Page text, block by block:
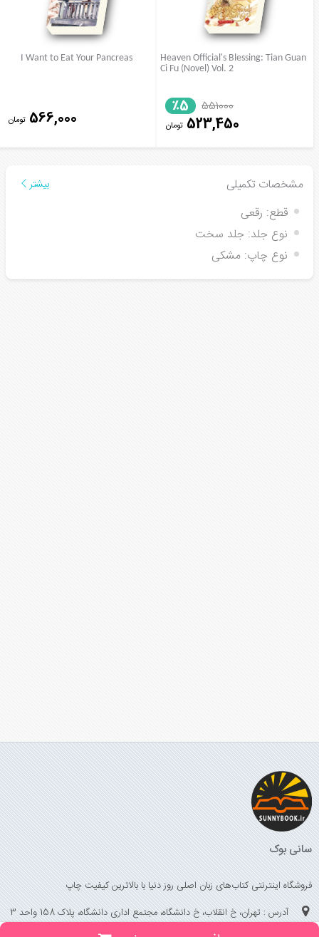
Heaven Official's Blessing: Tian Guan
Ci Fu (Novel) Vol. 2
551000
٪5
523,450 تومان
I Want to Eat Your Pancreas
566,000 تومان
مشخصات تکمیلی بیشتر
قطع: رقعی
نوع جلد: جلد سخت
نوع چاپ: مشکی
سانی بوک
فروشگاه اینترنتی کتاب‌های زبان اصلی روز دنیا با بالاترین کیفیت چاپ
آدرس : تهران، خ انقلاب، خ دانشگاه، مجتمع اداری دانشگاه، پلاک 158 واحد 3